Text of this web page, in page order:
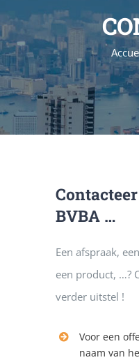
SOFTWARE
BEVEILIGDE APPARATEN
WEBSITE
PUBLICATIE
BVBA …
Een afspraak,
een product, …?
verder uitstel !
Voor een
naam van